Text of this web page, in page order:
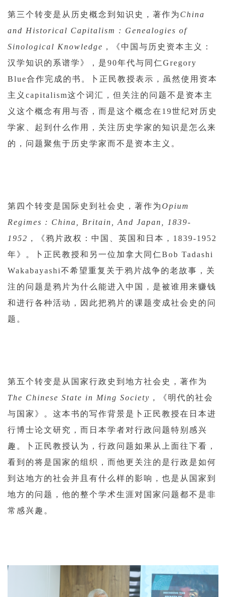
第三个转变是从历史概念到知识史，著作为 China
and Historical Capitalism : Genealogies of
Sinological Knowledge ，《中国与历史资本主义：
汉学知识的系谱学》，是90年代与同仁Gregory
Blue合作完成的书。卜正民教授表示，虽然使用资本
主义capitalism这个词汇，但关注的问题不是资本主
义这个概念有用与否，而是这个概念在19世纪对历史
学家、起到什么作用，关注历史学家的知识是怎么来
的，问题聚焦于历史学家而不是资本主义。
第四个转变是国际史到社会史，著作为Opium
Regimes : China, Britain, And Japan, 1839-
1952 ，《鸦片政权：中国、英国和日本，1839-1952
年》。卜正民教授和另一位加拿大同仁Bob Tadashi
Wakabayashi不希望重复关于鸦片战争的老故事，关
注的问题是鸦片为什么能进入中国，是被谁用来赚钱
和进行各种活动，因此把鸦片的课题变成社会史的问
题。
第五个转变是从国家行政史到地方社会史，著作为
The Chinese State in Ming Society ，《明代的社会
与国家》。这本书的写作背景是卜正民教授在日本进
行博士论文研究，而日本学者对行政问题特别感兴
趣。卜正民教授认为，行政问题如果从上面往下看，
看到的将是国家的组织，而他更关注的是行政是如何
到达地方的社会并且有什么样的影响，也是从国家到
地方的问题，他的整个学术生涯对国家问题都不是非
常感兴趣。